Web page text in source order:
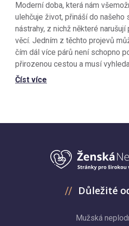
Moderní doba, která nám
ulehčuje život, přináší do našeho
nástrahy, z nichž některé
věcí. Jedním z těchto projevů
čím dál více párů není schopno
přirozenou cestou a musí
Číst více
Důležité
Mužská